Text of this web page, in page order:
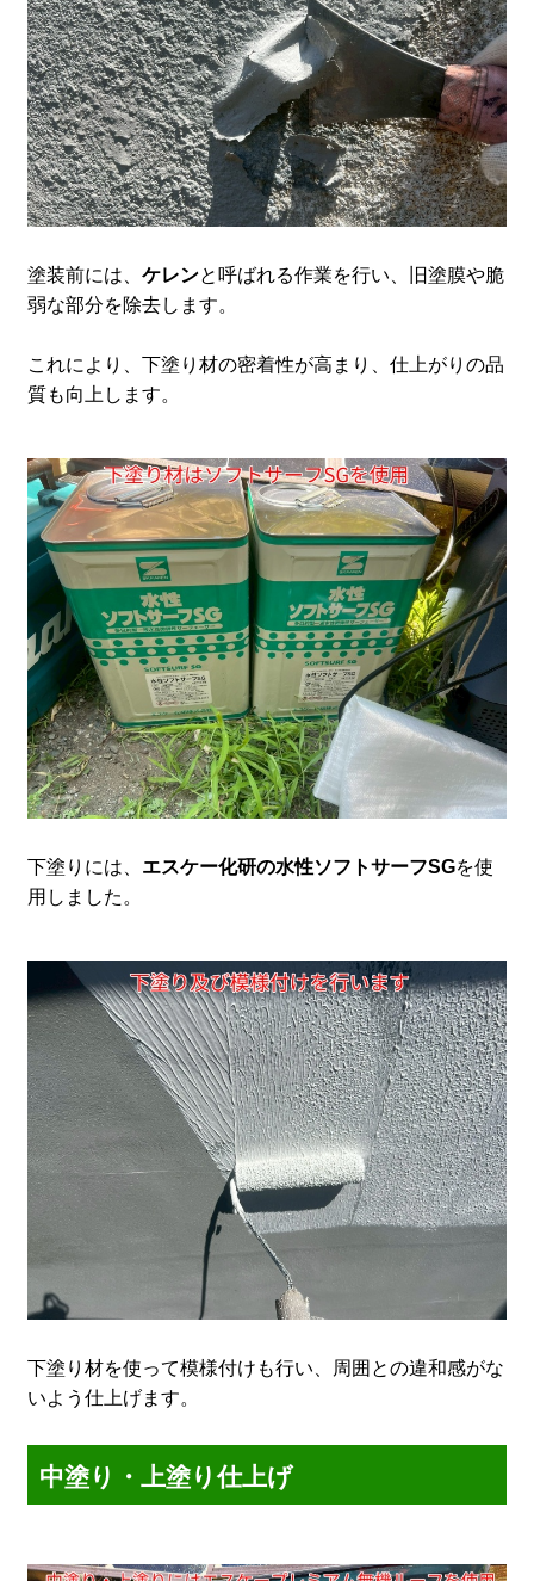
塗装前には、 ケレンと呼ばれる作業を行い、旧塗膜や脆
弱な部分を除去します。
これにより、下塗り材の密着性が高まり、仕上がりの品
質も向上します。
下塗りには、 エスケー化研の水性ソフトサーフSGを使
用しました。
下塗り材を使って模様付けも行い、周囲との違和感がな
いよう仕上げます。
中塗り・上塗り仕上げ